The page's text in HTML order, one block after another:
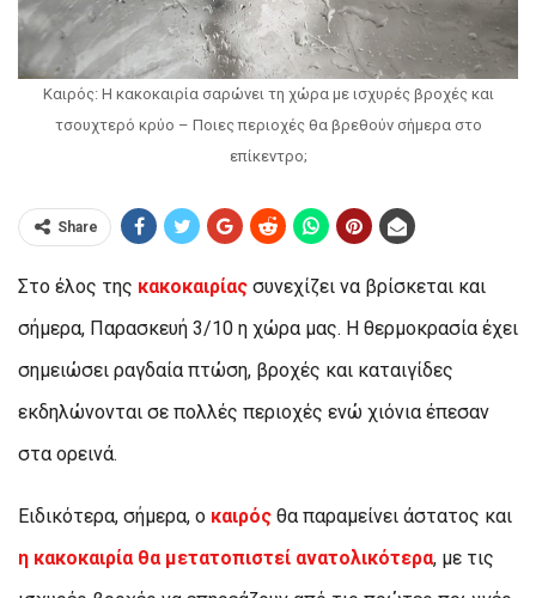
Καιρός: Η κακοκαιρία σαρώνει τη χώρα με ισχυρές βροχές και
τσουχτερό κρύο – Ποιες περιοχές θα βρεθούν σήμερα στο
επίκεντρο;
Share
Στο έλος της κακοκαιρίας συνεχίζει να βρίσκεται και
σήμερα, Παρασκευή 3/10 η χώρα μας. Η θερμοκρασία έχει
σημειώσει ραγδαία πτώση, βροχές και καταιγίδες
εκδηλώνονται σε πολλές περιοχές ενώ χιόνια έπεσαν
στα ορεινά.
Ειδικότερα, σήμερα, ο καιρός θα παραμείνει άστατος και
η κακοκαιρία θα μετατοπιστεί ανατολικότερα, με τις